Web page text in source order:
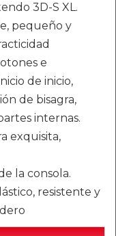
3D-S XL.
pequeño y
e
de inicio,
de bisagra,
internas.
exquisita,
la consola.
resistente y